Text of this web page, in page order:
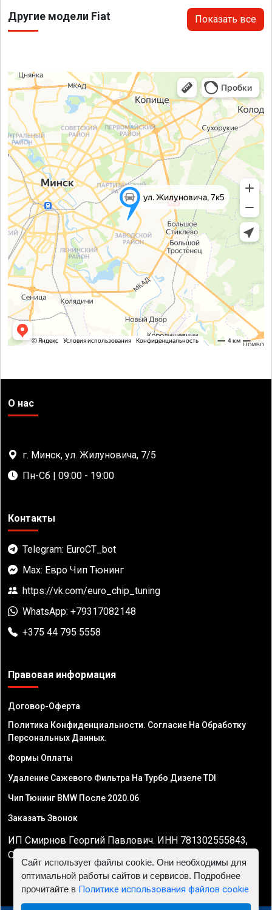
Другие модели Fiat Показать все
О нас
г. Минск, ул. Жилуновича, 7/5
Пн-Сб | 09:00 - 19:00
Контакты
Telegram: EuroCT_bot
Max: Евро Чип Тюнинг
https://vk.com/euro_chip_tuning
WhatsApp: +79317082148
+375 44 795 5558
Правовая информация
Договор-Оферта
Политика Конфиденциальности. Согласие На Обработку
Персональных Данных.
Формы Оплаты
Удаление Сажевого Фильтра На Турбо Дизеле TDI
Чип Тюнинг BMW После 2020.06
Заказать Звонок
ИП Смирнов Георгий Павлович. ИНН 781302555843,
ОГРНИП 324470400032610
Сайт использует файлы cookie. Они необходимы для
оптимальной работы сайтов и сервисов. Подробнее
прочитайте в Политике использования файлов cookie